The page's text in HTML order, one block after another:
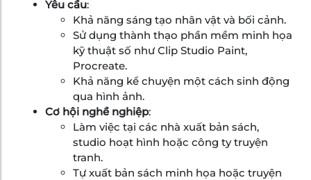
Yêu cầu:
Khả năng sáng tạo nhân vật và bối cảnh.
Sử dụng thành thạo phần mềm minh họa
kỹ thuật số như Clip Studio Paint,
Procreate.
Khả năng kể chuyện một cách sinh động
qua hình ảnh.
Cơ hội nghề nghiệp:
Làm việc tại các nhà xuất bản sách,
studio hoạt hình hoặc công ty truyện
tranh.
Tự xuất bản sách minh họa hoặc truyện